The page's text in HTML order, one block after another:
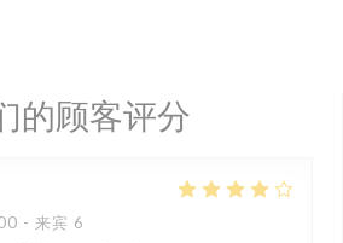
的顾客评分
- 来宾 6